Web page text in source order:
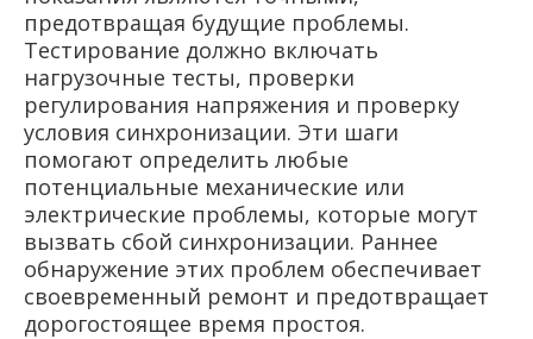
предотвращая будущие проблемы.
Тестирование должно включать
нагрузочные тесты, проверки
регулирования напряжения и проверку
условия синхронизации. Эти шаги
помогают определить любые
потенциальные механические или
электрические проблемы, которые могут
вызвать сбой синхронизации. Раннее
обнаружение этих проблем обеспечивает
своевременный ремонт и предотвращает
дорогостоящее время простоя.